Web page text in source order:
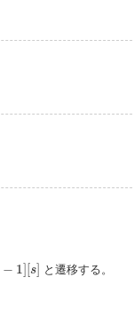
− 1 [s と遷移する。